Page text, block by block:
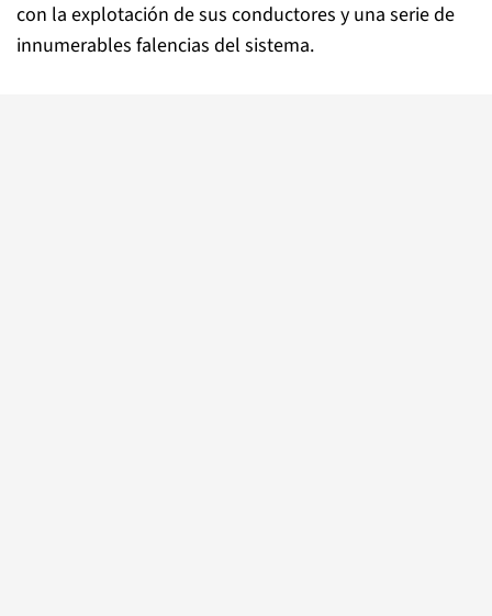
con la explotación de sus conductores y una serie de
innumerables falencias del sistema.